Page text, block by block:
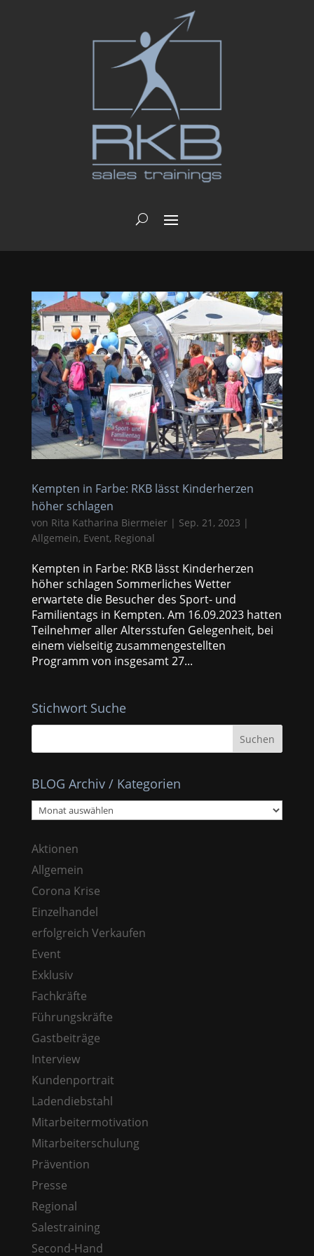
Kempten in Farbe: RKB lässt Kinderherzen
höher schlagen
von Rita Katharina Biermeier| Sep. 21, 2023 |
Allgemein, Event, Regional
Kempten in Farbe: RKB lässt Kinderherzen
höher schlagen Sommerliches Wetter
erwartete die Besucher des Sport- und
Familientags in Kempten. Am 16.09.2023 hatten
Teilnehmer aller Altersstufen Gelegenheit, bei
einem vielseitig zusammengestellten
Programm von insgesamt 27...
Stichwort Suche
BLOG Archiv / Kategorien
BLOG
Archiv
Kategorien
Aktionen
Allgemein
Corona Krise
Einzelhandel
erfolgreich Verkaufen
Event
Exklusiv
Fachkräfte
Führungskräfte
Gastbeiträge
Interview
Kundenportrait
Ladendiebstahl
Mitarbeitermotivation
Mitarbeiterschulung
Prävention
Presse
Regional
Salestraining
Second-Hand